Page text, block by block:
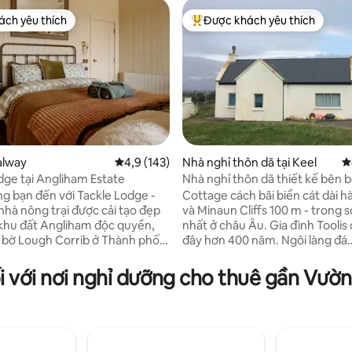
360 đánh giá
yêu thích
yêu thích
Xếp hạng trung bình 4,9/5, 143 đánh giá
4,9 (143)
tại Angliham Estate
bạn đến với Tackle Lodge -
nông trại được cải tạo đẹp
đất Angliham độc quyền,
Lough Corrib ở Thành phố
rũ mộc mạc với nội thất
hiện đại. Hãy nghĩ đến tầm
Được khách yêu thích nhất
Được khách yêu thích
Nhà nghỉ thôn dã tại Keel
Nhà nghỉ thôn dã thiết kế bên
Wild Atlantic Way
Cottage cách bãi biển cát dài
và Minaun Cliffs 100 m - trong
nhất ở châu Âu. Gia đình Toolis
đây hơn 400 năm. Ngôi làng đá
cánh đồng bên cạnh. Làng Keel cách 5
phút lái xe với các nhà hàng,
bộ tuyệt vời bắt đầu ngay tại
với nơi nghỉ dưỡng cho thuê gần